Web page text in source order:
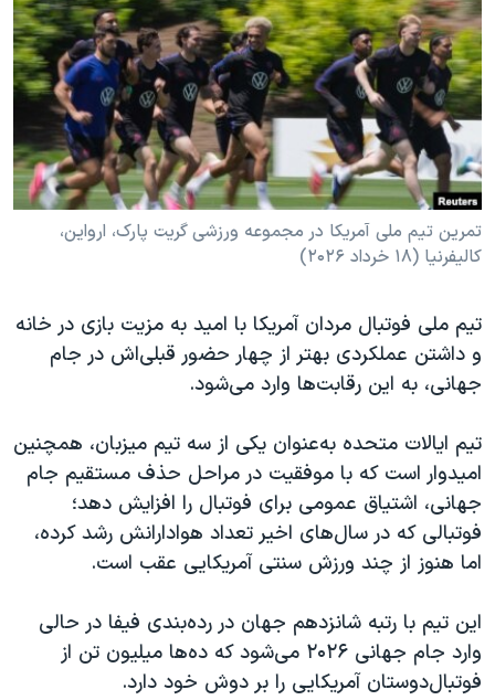
فرهنگ و زندگی
حقوق شهروندی
اقتصادی
علم و فناوری
اسرائیل در جنگ
آرشیو پخش زنده
مستندها
انتخابات ریاست جمهوری آمریکا ۲۰۲۴
حمله جمهوری اسلامی به اسرائیل
رمز مهسا
ورزش زنان در ایران
اعتراضات زن، زندگی، آزادی
مجموعه مستندهای دادخواهی
دادگاه حمید نوری
چهل سال گروگان‌گیری
اعتراضات مردمی آبان ۹۸
اسرائیل در جنگ
نرگس محمدی برنده جایزه نوبل صلح
همایش محافظه‌کاران آمریکا «سی‌پک»
صفحه‌های ویژه
سفر پرزیدنت ترامپ به چین
دنبال کنید
زبانهای مختلف
تمرین تیم ملی آمریکا در مجموعه ورزشی گریت پارک، ارواین،
کالیفرنیا (۱۸ خرداد ۲۰۲۶)
تیم ملی فوتبال مردان آمریکا با امید به مزیت بازی در خانه
و داشتن عملکردی بهتر از چهار حضور قبلی‌اش در جام
جهانی، به این رقابت‌ها وارد می‌شود.
تیم ایالات متحده به‌عنوان یکی از سه تیم میزبان، همچنین
امیدوار است که با موفقیت در مراحل حذف مستقیم جام
جهانی، اشتیاق عمومی برای فوتبال را افزایش دهد؛
فوتبالی که در سال‌های اخیر تعداد هوادارانش رشد کرده،
اما هنوز از چند ورزش سنتی آمریکایی عقب است.
این تیم با رتبه شانزدهم جهان در رده‌بندی فیفا در حالی
وارد جام جهانی ۲۰۲۶ می‌شود که ده‌ها میلیون تن از
فوتبال‌دوستان آمریکایی را بر دوش خود دارد.